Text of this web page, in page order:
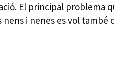
El principal
nens i nenes es vol